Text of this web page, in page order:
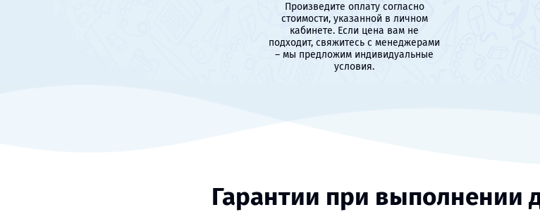
Произведите оплату согласно
стоимости, указанной в личном
кабинете. Если цена вам не
подходит, свяжитесь с менеджерами
– мы предложим индивидуальные
условия.
Гарантии при выполнении